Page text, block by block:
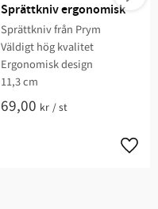
Sprättkniv ergonomisk
Sprättkniv från Prym
Väldigt hög kvalitet
Ergonomisk design
11,3 cm
69,00 kr /st